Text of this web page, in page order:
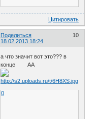
Цитировать
Поделиться
10
18.02.2013 18:24
а что значит вот это??? в
конце AA
0